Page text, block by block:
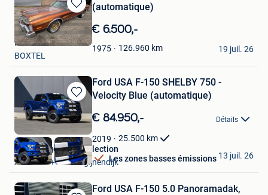
Sauvegarder
dans
Mes
Favoris
(automatique)
€ 6.500,-
1975 126.960 km
Loubann Cars
BOXTEL
19 juil. 26
Sauvegarder
dans
Mes
Favoris
Ford USA F-150 SHELBY 750 -
Velocity Blue (automatique)
€ 84.950,- Détails
2019 25.500 km
Les zones basses émissions
ElsenBergen Car Collection
Aarschot + Deel Begijnendijk
13 juil. 26
Ford USA F-150 5.0 Panoramadak,